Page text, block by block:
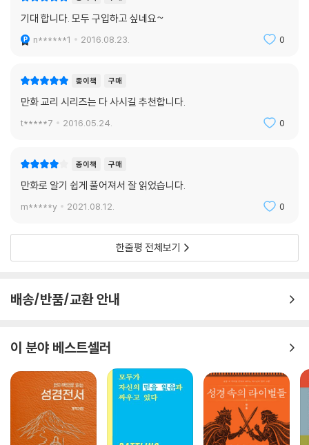
기대 합니다. 모두 구입하고 싶네요~
n******1 2016.08.23. 0
종이책 구매
만화 교리 시리즈는 다 사시길 추천합니다.
t*****7 2016.05.24. 0
종이책 구매
만화로 알기 쉽게 풀어져서 잘 읽었습니다.
m*****y 2021.08.12. 0
한줄평 전체보기
배송/반품/교환 안내
이 분야 베스트셀러